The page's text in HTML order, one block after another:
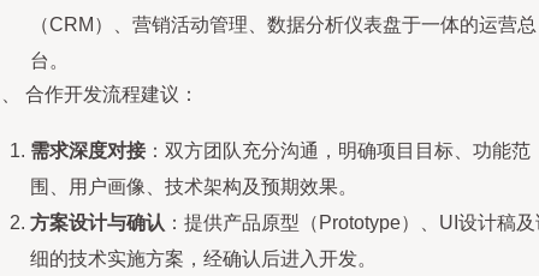
（CRM）、营销活动管理、数据分析仪表盘于一体的运营总
台。
合作开发流程建议：
需求深度对接 ：双方团队充分沟通，明确项目目标、功能范
围、用户画像、技术架构及预期效果。
方案设计与确认 ：提供产品原型（Prototype）、UI设计稿
细的技术实施方案，经确认后进入开发。